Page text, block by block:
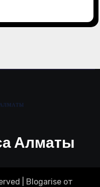
Алматы
Blogariseот